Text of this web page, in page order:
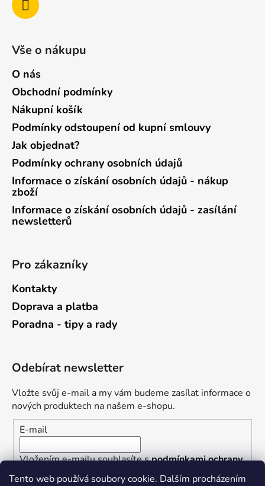
Tento web používá soubory cookie. Dalším procházením
Vše o nákupu
O nás
Obchodní podmínky
Nákupní košík
Podmínky odstoupení od kupní smlouvy
Jak objednat?
Podmínky ochrany osobních údajů
Informace o získání osobních údajů - nákup
zboží
Informace o získání osobních údajů - zasílání
newsletterů
Pro zákazníky
Kontakty
Doprava a platba
Poradna - tipy a rady
Odebírat newsletter
Vložte svůj e-mail a my vám budeme zasílat informace o
nových produktech na našem e-shopu.
E-mail
Vložením e-mailu souhlasíte spodmínkami ochrany
osobních údajů